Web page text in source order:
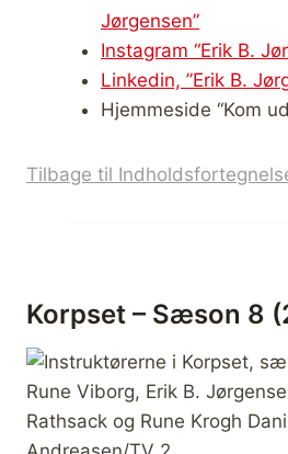
Jørgensen”
Instagram “Erik B.
Linkedin, ”Erik B.
Hjemmeside “Kom
Tilbage til
Korpset – Sæson 8